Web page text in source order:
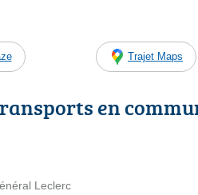
Trajet Maps
en
Leclerc